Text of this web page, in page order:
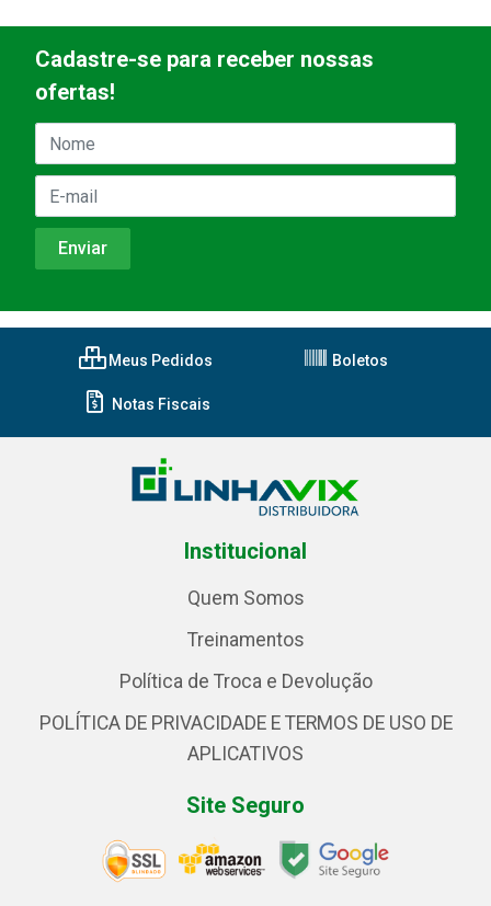
Cadastre-se para receber nossas
ofertas!
Meus Pedidos Boletos
Notas Fiscais
Institucional
Quem Somos
Treinamentos
Política de Troca e Devolução
POLÍTICA DE PRIVACIDADE E TERMOS DE USO DE
APLICATIVOS
Site Seguro